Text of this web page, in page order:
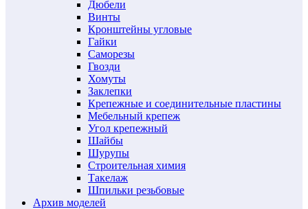
Дюбели
Винты
Кронштейны угловые
Гайки
Саморезы
Гвозди
Хомуты
Заклепки
Крепежные и соединительные пластины
Мебельный крепеж
Угол крепежный
Шайбы
Шурупы
Строительная химия
Такелаж
Шпильки резьбовые
Архив моделей